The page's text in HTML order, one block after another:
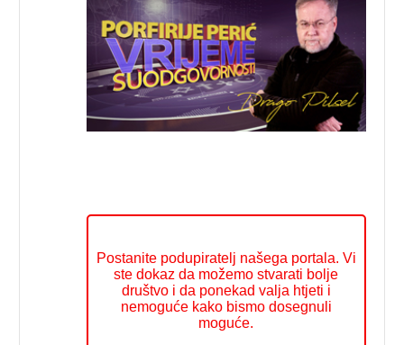
Postanite podupiratelj našega portala. Vi
ste dokaz da možemo stvarati bolje
društvo i da ponekad valja htjeti i
nemoguće kako bismo dosegnuli
moguće.